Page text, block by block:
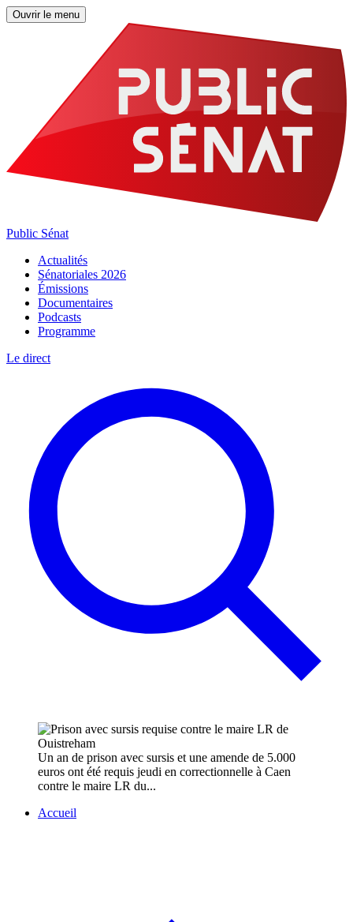
Ouvrir le menu
Public Sénat
Actualités
Sénatoriales 2026
Émissions
Documentaires
Podcasts
Programme
Le direct
Un an de prison avec sursis et une amende de 5.000
euros ont été requis jeudi en correctionnelle à Caen
contre le maire LR du...
Accueil